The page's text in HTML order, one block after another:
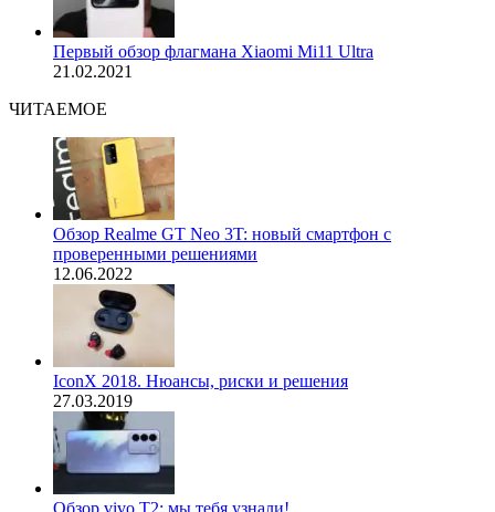
Первый обзор флагмана Xiaomi Mi11 Ultra
21.02.2021
ЧИТАЕМОЕ
Обзор Realme GT Neo 3T: новый смартфон с
проверенными решениями
12.06.2022
IconX 2018. Нюансы, риски и решения
27.03.2019